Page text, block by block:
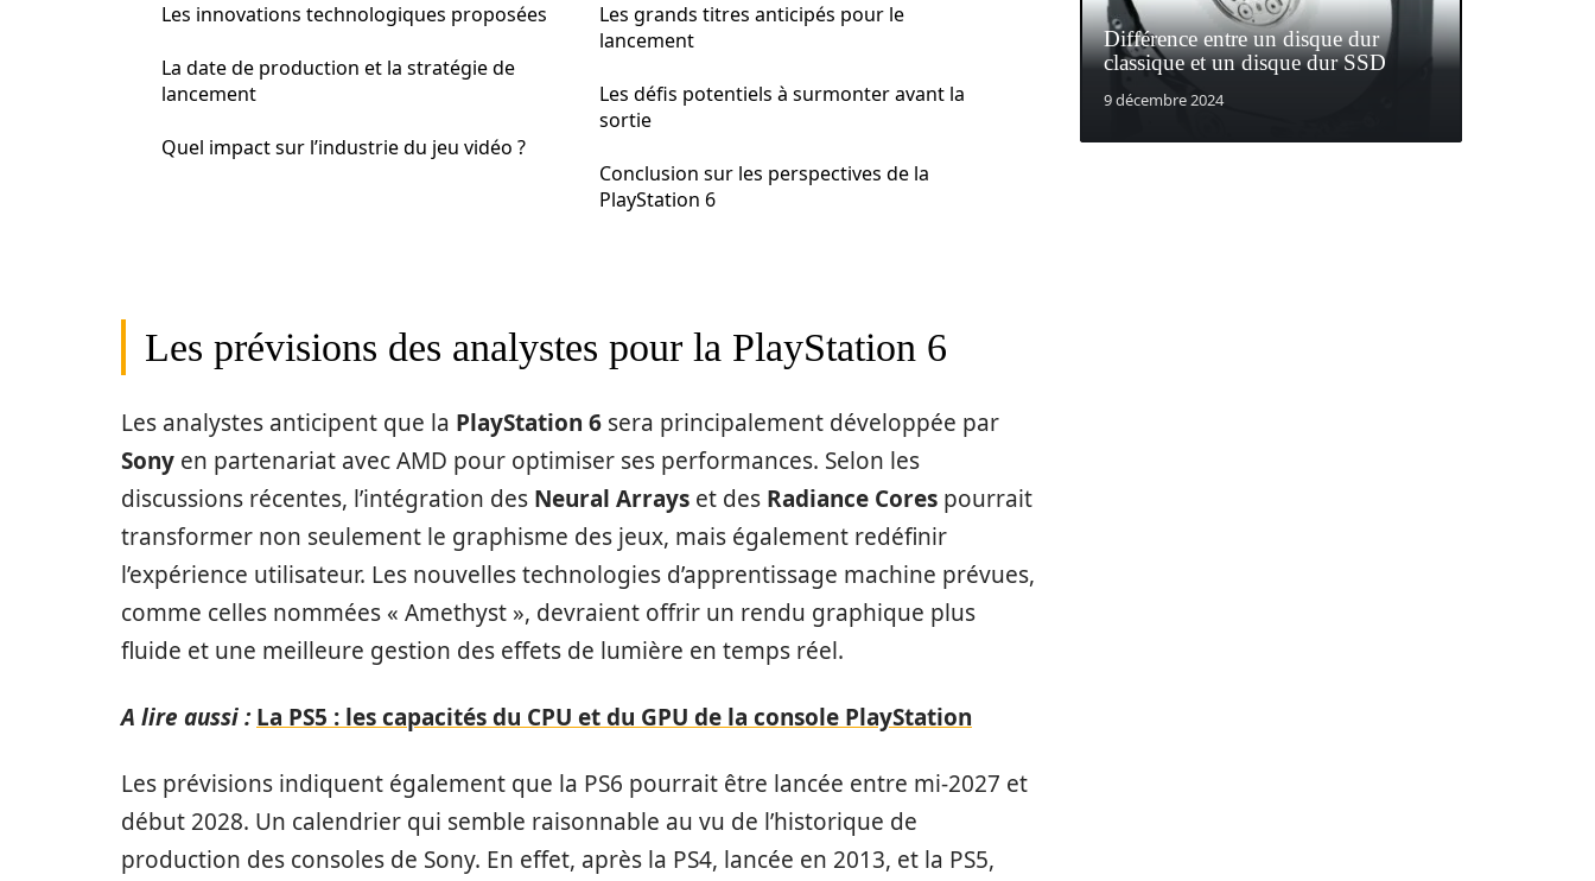
Les innovations technologiques proposées
La date de production et la stratégie de
lancement
Quel impact sur l’industrie du jeu vidéo ?
Les grands titres anticipés pour le
lancement
Les défis potentiels à surmonter avant la
sortie
Conclusion sur les perspectives de la
PlayStation 6
Les prévisions des analystes pour la PlayStation 6
Les analystes anticipent que la PlayStation 6 sera principalement développée par
Sony en partenariat avec AMD pour optimiser ses performances. Selon les
discussions récentes, l’intégration des Neural Arrays et des Radiance Cores pourrait
transformer non seulement le graphisme des jeux, mais également redéfinir
l’expérience utilisateur. Les nouvelles technologies d’apprentissage machine prévues,
comme celles nommées « Amethyst », devraient offrir un rendu graphique plus
fluide et une meilleure gestion des effets de lumière en temps réel.
A lire aussi : La PS5 : les capacités du CPU et du GPU de la console PlayStation
Les prévisions indiquent également que la PS6 pourrait être lancée entre mi-2027 et
début 2028. Un calendrier qui semble raisonnable au vu de l’historique de
production des consoles de Sony. En effet, après la PS4, lancée en 2013, et la PS5,
Différence entre un disque dur
classique et un disque dur SSD
9 décembre 2024